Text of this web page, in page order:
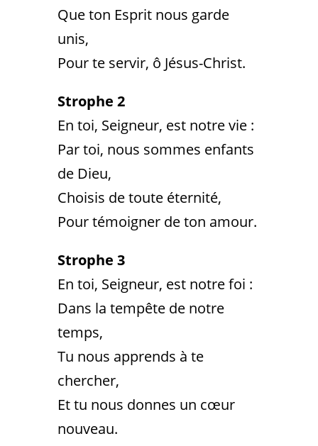
Que ton Esprit nous garde
unis,
Pour te servir, ô Jésus-Christ.
Strophe 2
En toi, Seigneur, est notre vie :
Par toi, nous sommes enfants
de Dieu,
Choisis de toute éternité,
Pour témoigner de ton amour.
Strophe 3
En toi, Seigneur, est notre foi :
Dans la tempête de notre
temps,
Tu nous apprends à te
chercher,
Et tu nous donnes un cœur
nouveau.